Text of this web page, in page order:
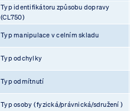
Typ identifikátoru způsobu dopravy
(CL750)
Typ manipulace v celním skladu
Typ odchylky
Typ odmítnutí
Typ osoby ( fyzická/právnická/sdružení )